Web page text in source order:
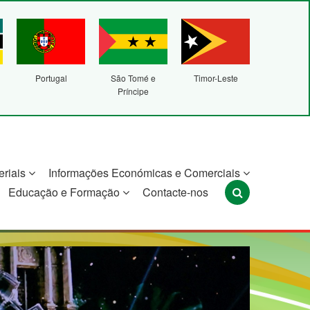
Portugal
São Tomé e
Príncipe
Timor-Leste
Informações Económicas e Comerciais
Educação e Formação
Contacte-nos